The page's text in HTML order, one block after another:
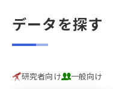
データを探す
研究者向け 一般向け